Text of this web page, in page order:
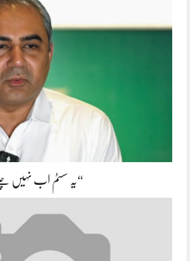
“یہ سسٹم اب نہیں